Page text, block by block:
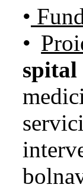
•
•